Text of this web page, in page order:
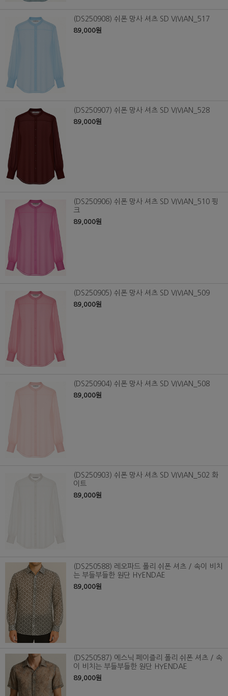
(DS250908) 쉬폰 망사 셔츠 SD VIVIAN_517
89,000원
(DS250907) 쉬폰 망사 셔츠 SD VIVIAN_528
89,000원
(DS250906) 쉬폰 망사 셔츠 SD VIVIAN_510 핑
크
89,000원
(DS250905) 쉬폰 망사 셔츠 SD VIVIAN_509
89,000원
(DS250904) 쉬폰 망사 셔츠 SD VIVIAN_508
89,000원
(DS250903) 쉬폰 망사 셔츠 SD VIVIAN_502 화
이트
89,000원
(DS250588) 레오파드 폴리 쉬폰 셔츠 / 속이 비치
는 부들부들한 원단 HYENDAE
89,000원
(DS250587) 에스닉 페이즐리 폴리 쉬폰 셔츠 / 속
이 비치는 부들부들한 원단 HYENDAE
89,000원